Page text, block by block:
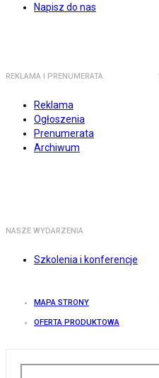
Napisz do nas
REKLAMA I PRENUMERATA
Reklama
Ogłoszenia
Prenumerata
Archiwum
NASZE WYDARZENIA
Szkolenia i konferencje
MAPA STRONY
OFERTA PRODUKTOWA